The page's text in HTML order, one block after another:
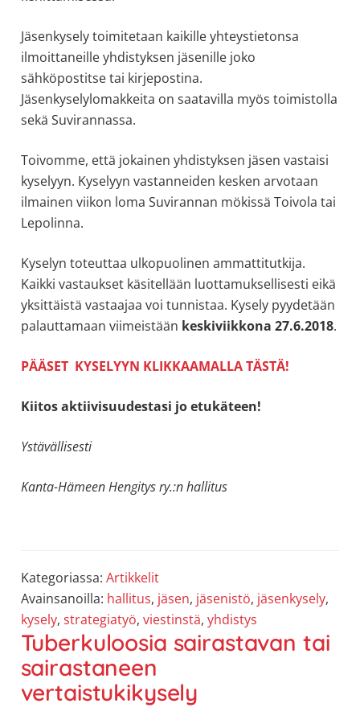
Jäsenkysely toimitetaan kaikille yhteystietonsa
ilmoittaneille yhdistyksen jäsenille joko
sähköpostitse tai kirjepostina.
Jäsenkyselylomakkeita on saatavilla myös toimistolla
sekä Suvirannassa.
Toivomme, että jokainen yhdistyksen jäsen vastaisi
kyselyyn. Kyselyyn vastanneiden kesken arvotaan
ilmainen viikon loma Suvirannan mökissä Toivola tai
Lepolinna.
Kyselyn toteuttaa ulkopuolinen ammattitutkija.
Kaikki vastaukset käsitellään luottamuksellisesti eikä
yksittäistä vastaajaa voi tunnistaa. Kysely pyydetään
palauttamaan viimeistään keskiviikkona 27.6.2018.
PÄÄSET KYSELYYN KLIKKAAMALLA TÄSTÄ!
Kiitos aktiivisuudestasi jo etukäteen!
Ystävällisesti
Kanta-Hämeen Hengitys ry.:n hallitus
Kategoriassa: Artikkelit
Avainsanoilla: hallitus, jäsen, jäsenistö, jäsenkysely,
kysely, strategiatyö, viestinstä, yhdistys
Tuberkuloosia sairastavan tai
sairastaneen
vertaistukikysely